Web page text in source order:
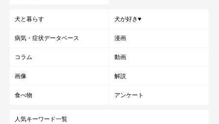
犬と暮らす 犬が好き♥
病気・症状データベース 漫画
コラム 動画
画像 解説
食べ物 アンケート
人気キーワード一覧